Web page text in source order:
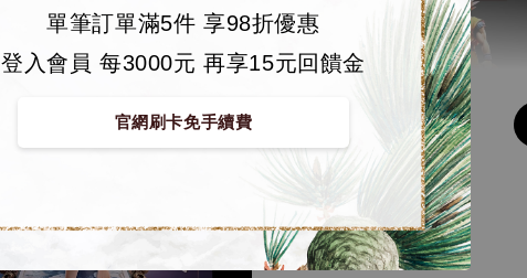
單筆訂單滿5件 享98折優惠
登入會員 每3000元 再享15元回饋金
官網刷卡免手續費
【店內現貨】七龍珠
系列蒐藏雕像 悟空
鳥山明紀念款 [奇蹟
工作室]
🏝【無人島玩具】